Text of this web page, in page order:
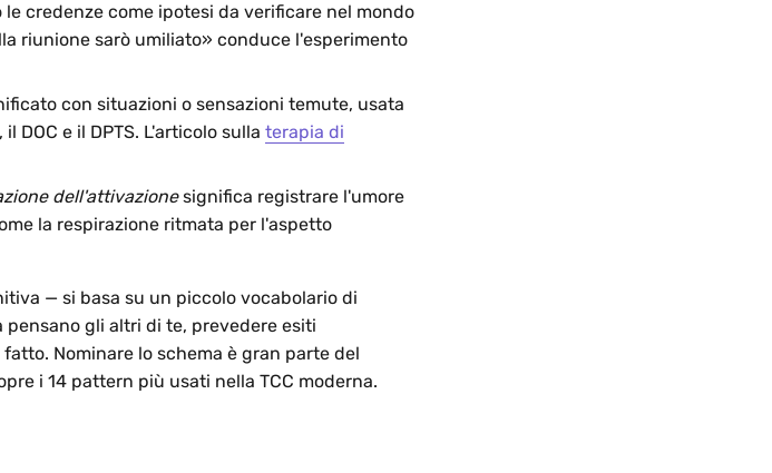
credenze come ipotesi da verificare nel mondo
riunione sarò umiliato» conduce l'esperimento
con situazioni o sensazioni temute, usata
DOC e il DPTS. L'articolo sulla terapia di
dell'attivazionesignifica registrare l'umore
la respirazione ritmata per l'aspetto
— si basa su un piccolo vocabolario di
gli altri di te, prevedere esiti
Nominare lo schema è gran parte del
i 14 pattern più usati nella TCC moderna.